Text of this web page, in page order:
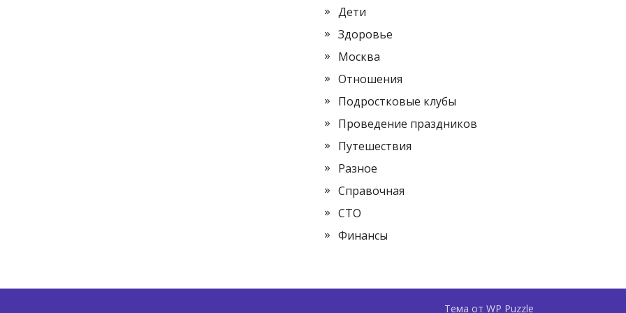
Дети
Здоровье
Москва
Отношения
Подростковые клубы
Проведение праздников
Путешествия
Разное
Справочная
СТО
Финансы
Тема от WP Puzzle